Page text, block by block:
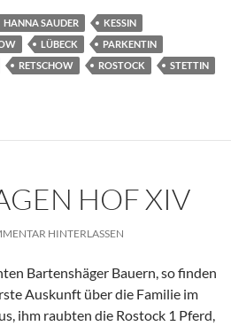
HANNA SAUDER
KESSIN
LÜBECK
PARKENTIN
RETSCHOW ROSTOCK
STETTIN
HOF XIV
HINTERLASSEN
Bartenshäger Bauern, so finden
Auskunft über die Familie im
ihm raubten die Rostock 1 Pferd,